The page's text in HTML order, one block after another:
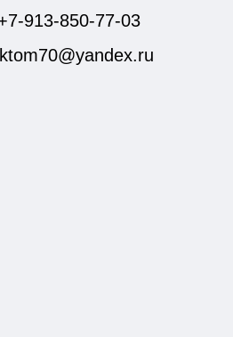
913-850-77-03